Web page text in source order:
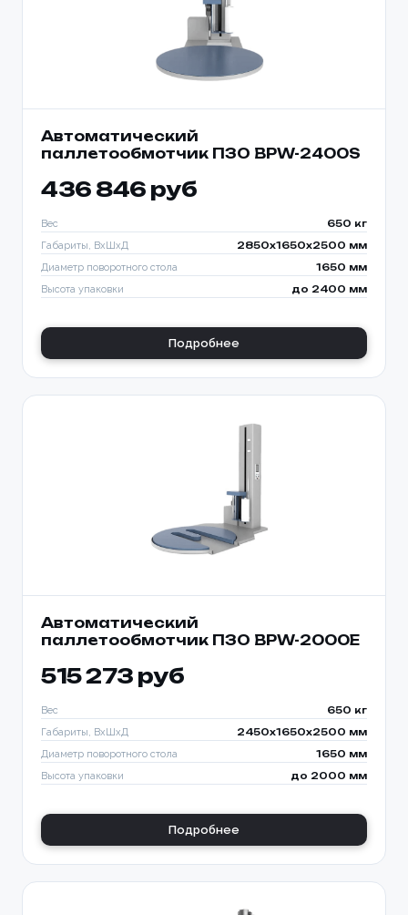
Автоматический
паллетообмотчик ПЗО BPW-2400S
436 846 руб
Вес 650 кг
Габариты, ВхШхД 2850х1650х2500 мм
Диаметр поворотного стола 1650 мм
Высота упаковки до 2400 мм
Подробнее
Автоматический
паллетообмотчик ПЗО BPW-2000E
515 273 руб
Вес 650 кг
Габариты, ВхШхД 2450х1650х2500 мм
Диаметр поворотного стола 1650 мм
Высота упаковки до 2000 мм
Подробнее